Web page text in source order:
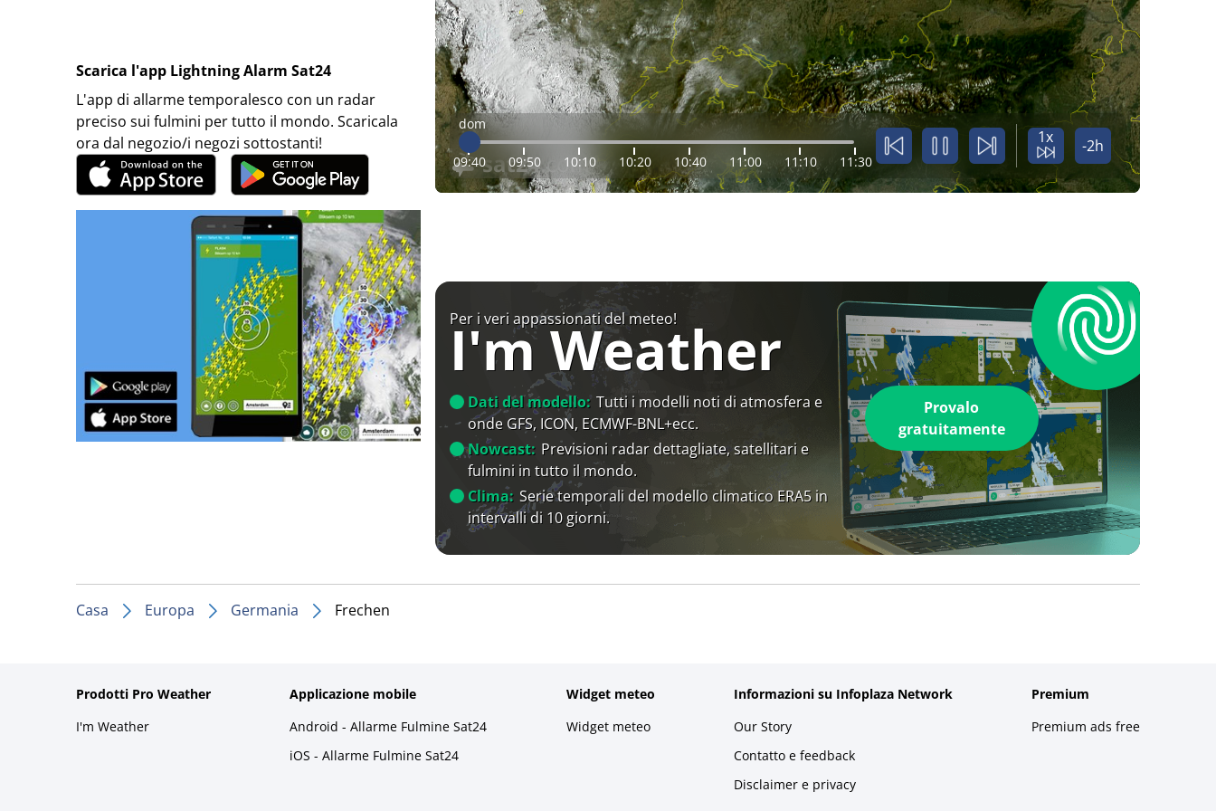
Scarica l'app Lightning Alarm Sat24
L'app di allarme temporalesco con un radar
preciso sui fulmini per tutto il mondo. Scaricala
ora dal negozio/i negozi sottostanti!
dom
09:40 09:50 10:10 10:20 10:40 11:00 11:10 11:30
1x -2h
Per i veri appassionati del meteo!
I'm Weather
Dati del modello: Tutti i modelli noti di atmosfera e
onde GFS, ICON, ECMWF-BNL+ecc.
Nowcast: Previsioni radar dettagliate, satellitari e
fulmini in tutto il mondo.
Clima: Serie temporali del modello climatico ERA5 in
intervalli di 10 giorni.
Provalo
gratuitamente
Casa Europa Germania Frechen
Prodotti Pro Weather
I'm Weather
Applicazione mobile
Android - Allarme Fulmine Sat24
iOS - Allarme Fulmine Sat24
Widget meteo
Widget meteo
Informazioni su Infoplaza Network
Our Story
Contatto e feedback
Disclaimer e privacy
Premium
Premium ads free